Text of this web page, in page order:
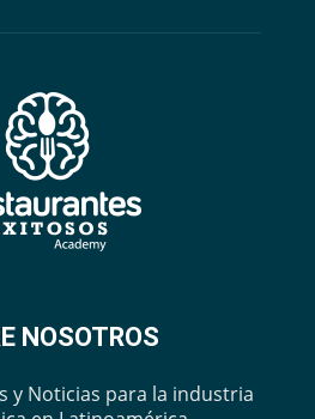
NOSOTROS
y Noticias para la industria